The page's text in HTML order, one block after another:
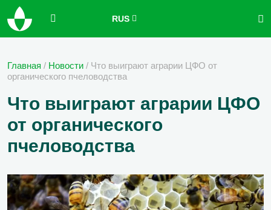
RUS
Главная / Новости / Что выиграют аграрии ЦФО от
органического пчеловодства
Что выиграют аграрии ЦФО
от органического
пчеловодства